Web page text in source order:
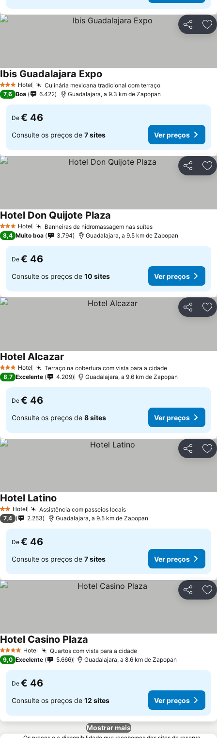
Partilhar
3 EstrelasHotel Culinária mexicana tradicional com terraço
Ibis Guadalajara Expo
7,6 Boa 6.422 Guadalajara, a 9.3 km de Zapopan
De € 46
Consulte os preços de 7 sites Ver preços
Partilhar
3 EstrelasHotel Banheiras de hidromassagem nas suítes
Hotel Don Quijote Plaza
8,4 Muito boa 3.794 Guadalajara, a 9.5 km de Zapopan
De € 46
Consulte os preços de 10 sites Ver preços
Partilhar
3 EstrelasHotel Terraço na cobertura com vista para a cidade
Hotel Alcazar
8,7 Excelente 4.209 Guadalajara, a 9.6 km de Zapopan
De € 46
Consulte os preços de 8 sites Ver preços
Partilhar
2 Estrelas
Hotel Assistência com passeios locais
Hotel Latino
7,4 2.253 Guadalajara, a 9.5 km de Zapopan
De € 46
Consulte os preços de 7 sites Ver preços
Partilhar
4 EstrelasHotel Quartos com vista para a cidade
Hotel Casino Plaza
9,0 Excelente 5.666 Guadalajara, a 8.6 km de Zapopan
De € 46
Consulte os preços de 12 sites Ver preços
Mostrar mais